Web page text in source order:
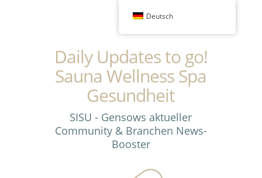
Daily Updates to go!
Sauna Wellness Spa
Gesundheit
SISU - Gensows aktueller
Community & Branchen News-
Booster
Deutsch